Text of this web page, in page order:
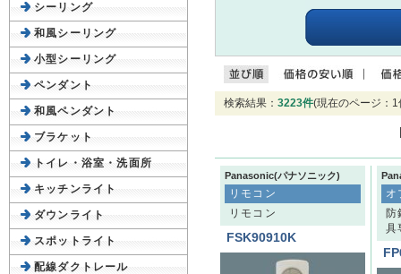
検索結果： 3223件(現在のページ：
Panasonic(パナソニック)
リモコン
リモコン
FSK90910K
オ
具
シーリング
和風シーリング
小型シーリング
ペンダント
和風ペンダント
ブラケット
トイレ・浴室・洗面所
キッチンライト
ダウンライト
スポットライト
配線ダクトレール